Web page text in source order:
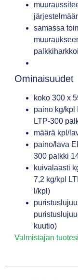
samassa
Ominaisuudet
koko 300 x
paino kg/kpl
LTP-300
määrä kpl/
paino/lava
300 palkki
kuivalaasti
7,2 kg/kpl
l/kpl)
kuutio)
Valmistajan